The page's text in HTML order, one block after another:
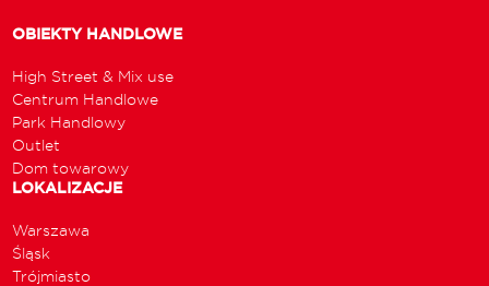
OBIEKTY HANDLOWE
High Street & Mix use
Centrum Handlowe
Park Handlowy
Outlet
Dom towarowy
LOKALIZACJE
Warszawa
Śląsk
Trójmiasto